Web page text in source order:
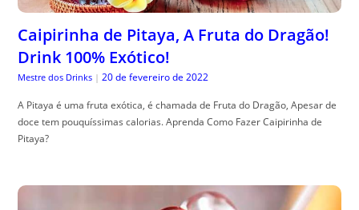
Caipirinha de Pitaya, A Fruta do Dragão!
Drink 100% Exótico!
Mestre dos Drinks | 20 de fevereiro de 2022
A Pitaya é uma fruta exótica, é chamada de Fruta do Dragão, Apesar de
doce tem pouquíssimas calorias. Aprenda Como Fazer Caipirinha de
Pitaya?